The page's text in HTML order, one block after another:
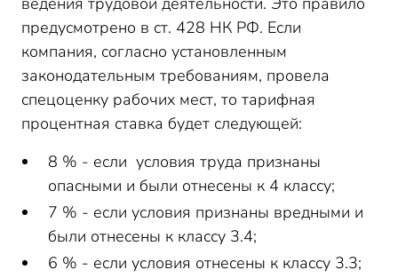
предусмотрено в ст. 428 НК РФ. Если
компания, согласно установленным
законодательным требованиям, провела
спецоценку рабочих мест, то тарифная
процентная ставка будет следующей:
8 % - если условия труда признаны
опасными и были отнесены к 4 классу;
7 % - если условия признаны вредными и
были отнесены к классу 3.4;
6 % - если условия отнесены к классу 3.3;